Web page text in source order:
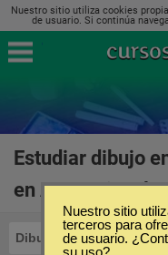
Nuestro sitio utiliza cookies
de usuario. Si continúa
Estudiar dibujo
en Artes
Dibujo
Nuestro sitio
terceros para
de usuario.
su uso?